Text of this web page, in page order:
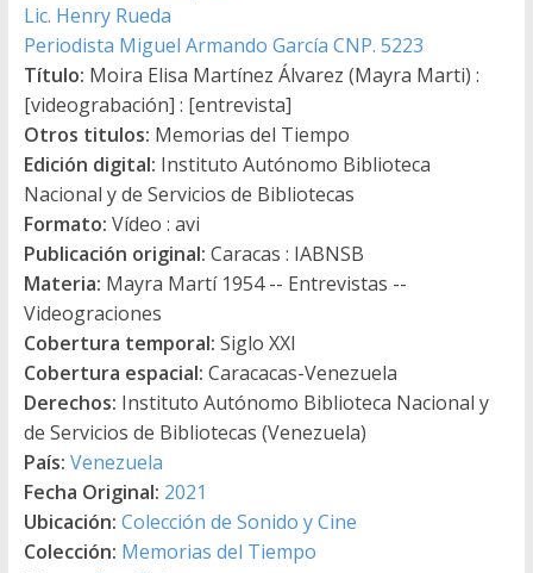
Lic. Henry Rueda
Periodista Miguel Armando García CNP. 5223
Título: Moira Elisa Martínez Álvarez (Mayra Marti) :
[videograbación] : [entrevista]
Otros titulos: Memorias del Tiempo
Edición digital: Instituto Autónomo Biblioteca
Nacional y de Servicios de Bibliotecas
Formato: Vídeo : avi
Publicación original: Caracas : IABNSB
Materia: Mayra Martí 1954 -- Entrevistas --
Videograciones
Cobertura temporal: Siglo XXI
Cobertura espacial: Caracacas-Venezuela
Derechos: Instituto Autónomo Biblioteca Nacional y
de Servicios de Bibliotecas (Venezuela)
País: Venezuela
Fecha Original: 2021
Ubicación: Colección de Sonido y Cine
Colección: Memorias del Tiempo